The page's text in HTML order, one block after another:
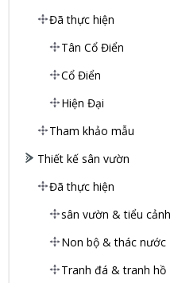
Đã thực hiện
Tân Cổ Điển
Cổ Điển
Hiện Đại
Tham khảo mẫu
Thiết kế sân vườn
Đã thực hiện
sân vườn & tiểu cảnh
Non bộ & thác nước
Tranh đá & tranh hồ